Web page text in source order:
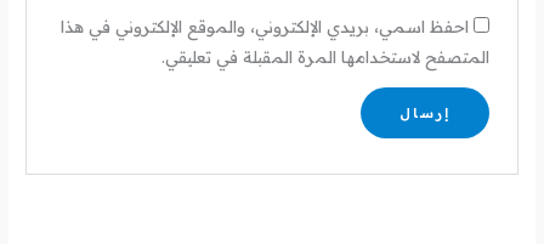
احفظ اسمي، بريدي الإلكتروني، والموقع الإلكتروني في هذا
المتصفح لاستخدامها المرة المقبلة في تعليقي.